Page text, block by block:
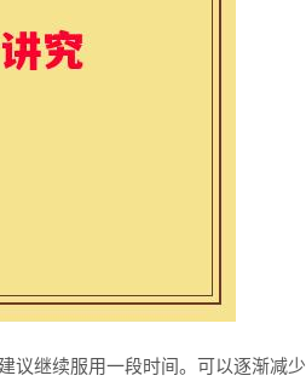
议继续服用一段时间。可以逐渐减少